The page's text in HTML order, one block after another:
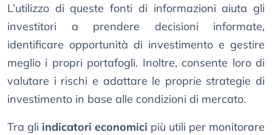
L’utilizzo di queste fonti di informazioni aiuta gli
investitori a prendere decisioni informate,
identificare opportunità di investimento e gestire
meglio i propri portafogli. Inoltre, consente loro di
valutare i rischi e adattare le proprie strategie di
investimento in base alle condizioni di mercato.
Tra gli indicatori economici più utili per monitorare